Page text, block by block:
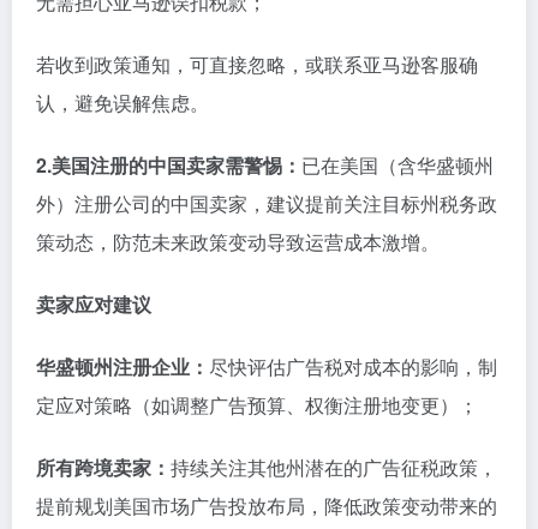
若收到政策通知，可直接忽略，或联系亚马逊客服确
认，避免误解焦虑。
2.美国注册的中国卖家需警惕： 已在美国（含华盛顿州
外）注册公司的中国卖家，建议提前关注目标州税务政
策动态，防范未来政策变动导致运营成本激增。
卖家应对建议
华盛顿州注册企业： 尽快评估广告税对成本的影响，制
定应对策略（如调整广告预算、权衡注册地变更）；
所有跨境卖家： 持续关注其他州潜在的广告征税政策，
提前规划美国市场广告投放布局，降低政策变动带来的